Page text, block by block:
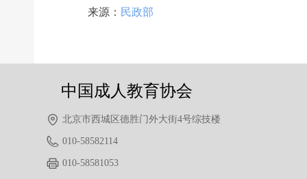
来源： 民政部
北京市西城区德胜门外大街4号综技楼
010-58582114
010-58581053
中国成人教育协会